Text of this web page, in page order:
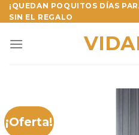
Skip
to
¡QUEDAN POQUITOS DÍAS
SIN EL REGALO
¡Oferta!